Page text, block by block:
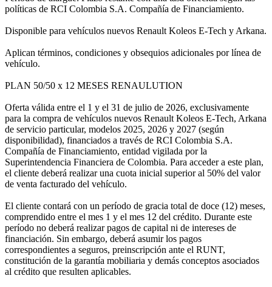
políticas de RCI Colombia S.A. Compañía de Financiamiento.
Disponible para vehículos nuevos Renault Koleos E-Tech y Arkana.
Aplican términos, condiciones y obsequios adicionales por línea de
vehículo.
PLAN 50/50 x 12 MESES RENAULUTION
Oferta válida entre el 1 y el 31 de julio de 2026, exclusivamente
para la compra de vehículos nuevos Renault Koleos E-Tech, Arkana
de servicio particular, modelos 2025, 2026 y 2027 (según
disponibilidad), financiados a través de RCI Colombia S.A.
Compañía de Financiamiento, entidad vigilada por la
Superintendencia Financiera de Colombia. Para acceder a este plan,
el cliente deberá realizar una cuota inicial superior al 50% del valor
de venta facturado del vehículo.
El cliente contará con un período de gracia total de doce (12) meses,
comprendido entre el mes 1 y el mes 12 del crédito. Durante este
período no deberá realizar pagos de capital ni de intereses de
financiación. Sin embargo, deberá asumir los pagos
correspondientes a seguros, preinscripción ante el RUNT,
constitución de la garantía mobiliaria y demás conceptos asociados
al crédito que resulten aplicables.